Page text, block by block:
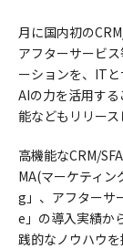
月に国内初の
アフターサービ
ーションを、ITと
AIの力を活用す
能などもリリース
高機能なCRM/
MA(マーケティ
g」、アフターサ
e」の導入実績か
践的なノウハウ